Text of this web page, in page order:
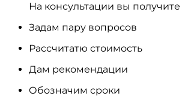
На консультации вы получите
Задам пару вопросов
Рассчитатю стоимость
Дам рекомендации
Обозначим сроки